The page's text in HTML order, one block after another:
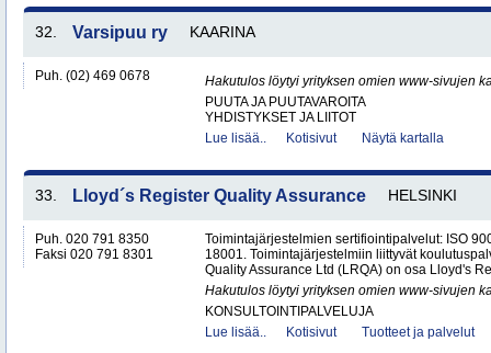
32. Varsipuu ry KAARINA
Puh. (02) 469 0678
Hakutulos löytyi yrityksen omien www-sivujen
PUUTA JA PUUTAVAROITA
YHDISTYKSET JA LIITOT
Lue lisää..
Kotisivut Näytä kartalla
33. Lloyd´s Register Quality Assurance HELSINKI
Puh. 020 791 8350
Faksi 020 791 8301
Toimintajärjestelmien sertifiointipalvelut: ISO
18001. Toimintajärjestelmiin liittyvät
Quality Assurance Ltd (LRQA) on osa Lloyd's
Hakutulos löytyi yrityksen omien www-sivujen
KONSULTOINTIPALVELUJA
Lue lisää..
Kotisivut Tuotteet ja palvelut